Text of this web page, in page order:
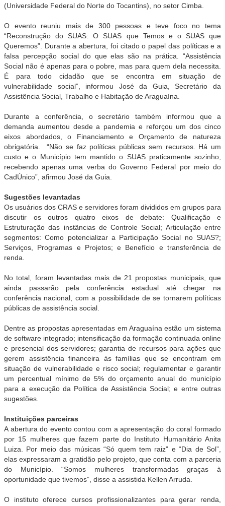
(Universidade Federal do Norte do Tocantins), no setor Cimba.
O evento reuniu mais de 300 pessoas e teve foco no tema
“Reconstrução do SUAS: O SUAS que Temos e o SUAS que
Queremos”. Durante a abertura, foi citado o papel das políticas e a
falsa percepção social do que elas são na prática. “Assistência
Social não é apenas para o pobre, mas para quem dela necessita.
É para todo cidadão que se encontra em situação de
vulnerabilidade social”, informou José da Guia, Secretário da
Assistência Social, Trabalho e Habitação de Araguaína.
Durante a conferência, o secretário também informou que a
demanda aumentou desde a pandemia e reforçou um dos cinco
eixos abordados, o Financiamento e Orçamento de natureza
obrigatória. “Não se faz políticas públicas sem recursos. Há um
custo e o Município tem mantido o SUAS praticamente sozinho,
recebendo apenas uma verba do Governo Federal por meio do
CadÚnico”, afirmou José da Guia.
Sugestões levantadas
Os usuários dos CRAS e servidores foram divididos em grupos para
discutir os outros quatro eixos de debate: Qualificação e
Estruturação das instâncias de Controle Social; Articulação entre
segmentos: Como potencializar a Participação Social no SUAS?;
Serviços, Programas e Projetos; e Benefício e transferência de
renda.
No total, foram levantadas mais de 21 propostas municipais, que
ainda passarão pela conferência estadual até chegar na
conferência nacional, com a possibilidade de se tornarem políticas
públicas de assistência social.
Dentre as propostas apresentadas em Araguaína estão um sistema
de software integrado; intensificação da formação continuada online
e presencial dos servidores; garantia de recursos para ações que
gerem assistência financeira às famílias que se encontram em
situação de vulnerabilidade e risco social; regulamentar e garantir
um percentual mínimo de 5% do orçamento anual do município
para a execução da Política de Assistência Social; e entre outras
sugestões.
Instituições parceiras
A abertura do evento contou com a apresentação do coral formado
por 15 mulheres que fazem parte do Instituto Humanitário Anita
Luiza. Por meio das músicas “Só quem tem raiz” e “Dia de Sol”,
elas expressaram a gratidão pelo projeto, que conta com a parceria
do Município. “Somos mulheres transformadas graças à
oportunidade que tivemos”, disse a assistida Kellen Arruda.
O instituto oferece cursos profissionalizantes para gerar renda,